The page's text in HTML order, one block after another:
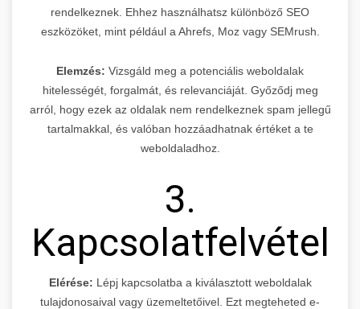
rendelkeznek. Ehhez használhatsz különböző SEO
eszközöket, mint például a Ahrefs, Moz vagy SEMrush.
Elemzés: Vizsgáld meg a potenciális weboldalak
hitelességét, forgalmát, és relevanciáját. Győződj meg
arról, hogy ezek az oldalak nem rendelkeznek spam jellegű
tartalmakkal, és valóban hozzáadhatnak értéket a te
weboldaladhoz.
3.
Kapcsolatfelvétel
Elérése: Lépj kapcsolatba a kiválasztott weboldalak
tulajdonosaival vagy üzemeltetőivel. Ezt megteheted e-